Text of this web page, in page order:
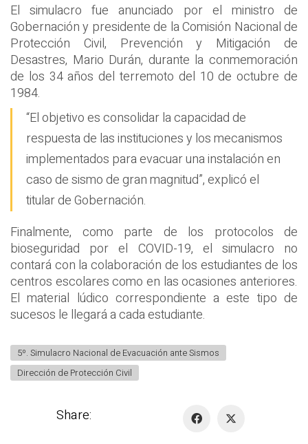
El simulacro fue anunciado por el ministro de
Gobernación y presidente de la Comisión Nacional de
Protección Civil, Prevención y Mitigación de
Desastres, Mario Durán, durante la conmemoración
de los 34 años del terremoto del 10 de octubre de
1984.
“El objetivo es consolidar la capacidad de
respuesta de las instituciones y los mecanismos
implementados para evacuar una instalación en
caso de sismo de gran magnitud”, explicó el
titular de Gobernación.
Finalmente, como parte de los protocolos de
bioseguridad por el COVID-19, el simulacro no
contará con la colaboración de los estudiantes de los
centros escolares como en las ocasiones anteriores.
El material lúdico correspondiente a este tipo de
sucesos le llegará a cada estudiante.
5º. Simulacro Nacional de Evacuación ante Sismos
Dirección de Protección Civil
Share: